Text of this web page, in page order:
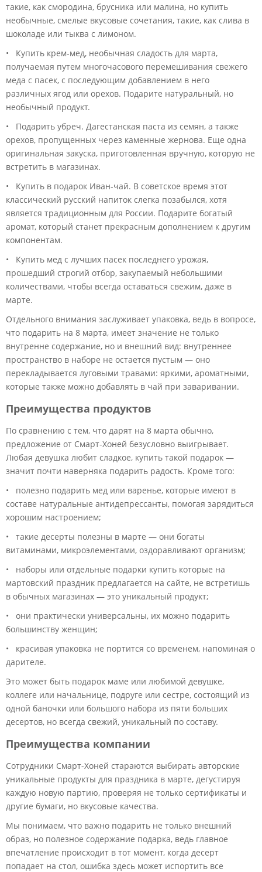
такие, как смородина, брусника или малина, но купить
необычные, смелые вкусовые сочетания, такие, как слива в
шоколаде или тыква с лимоном.
• Купить крем-мед, необычная сладость для марта,
получаемая путем многочасового перемешивания свежего
меда с пасек, с последующим добавлением в него
различных ягод или орехов. Подарите натуральный, но
необычный продукт.
• Подарить убреч. Дагестанская паста из семян, а также
орехов, пропущенных через каменные жернова. Еще одна
оригинальная закуска, приготовленная вручную, которую не
встретить в магазинах.
• Купить в подарок Иван-чай. В советское время этот
классический русский напиток слегка позабылся, хотя
является традиционным для России. Подарите богатый
аромат, который станет прекрасным дополнением к другим
компонентам.
• Купить мед с лучших пасек последнего урожая,
прошедший строгий отбор, закупаемый небольшими
количествами, чтобы всегда оставаться свежим, даже в
марте.
Отдельного внимания заслуживает упаковка, ведь в вопросе,
что подарить на 8 марта, имеет значение не только
внутренне содержание, но и внешний вид: внутреннее
пространство в наборе не остается пустым — оно
перекладывается луговыми травами: яркими, ароматными,
которые также можно добавлять в чай при заваривании.
Преимущества продуктов
По сравнению с тем, что дарят на 8 марта обычно,
предложение от Смарт-Хоней безусловно выигрывает.
Любая девушка любит сладкое, купить такой подарок —
значит почти наверняка подарить радость. Кроме того:
• полезно подарить мед или варенье, которые имеют в
составе натуральные антидепрессанты, помогая зарядиться
хорошим настроением;
• такие десерты полезны в марте — они богаты
витаминами, микроэлементами, оздоравливают организм;
• наборы или отдельные подарки купить которые на
мартовский праздник предлагается на сайте, не встретишь
в обычных магазинах — это уникальный продукт;
• они практически универсальны, их можно подарить
большинству женщин;
• красивая упаковка не портится со временем, напоминая о
дарителе.
Это может быть подарок маме или любимой девушке,
коллеге или начальнице, подруге или сестре, состоящий из
одной баночки или большого набора из пяти больших
десертов, но всегда свежий, уникальный по составу.
Преимущества компании
Сотрудники Смарт-Хоней стараются выбирать авторские
уникальные продукты для праздника в марте, дегустируя
каждую новую партию, проверяя не только сертификаты и
другие бумаги, но вкусовые качества.
Мы понимаем, что важно подарить не только внешний
образ, но полезное содержание подарка, ведь главное
впечатление происходит в тот момент, когда десерт
попадает на стол, ошибка здесь может испортить все